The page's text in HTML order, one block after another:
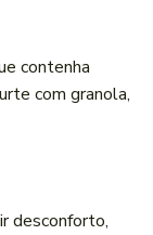
contenha
com granola,
desconforto,